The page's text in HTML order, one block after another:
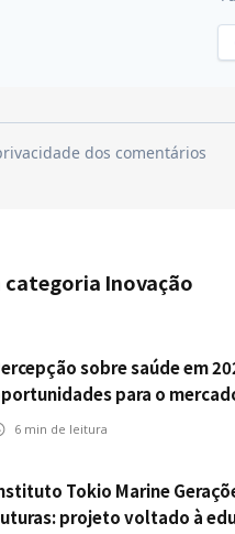
categoria Inovação
sobre saúde em
para o
ampliar cobertura e
6 min de leitura
Tokio Marine
projeto voltado à